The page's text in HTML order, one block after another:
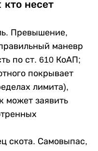
несет
Превышение,
маневр
по ст. 610 КоАП;
покрывает
лимита),
может заявить
скота. Самовыпас,